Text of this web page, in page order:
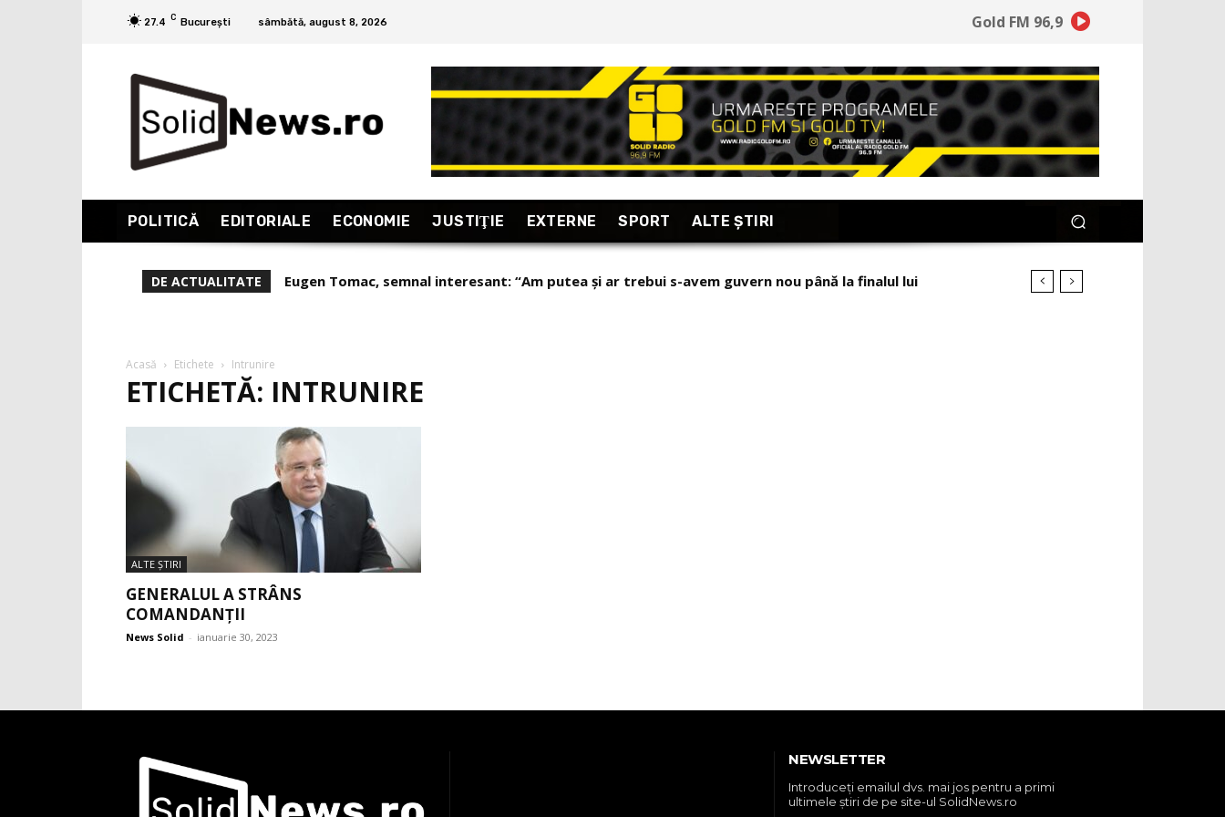
27.4 C București sâmbătă, august 8, 2026 Gold FM 96,9
POLITICĂ EDITORIALE ECONOMIE JUSTIŢIE EXTERNE SPORT ALTE ŞTIRI
DE ACTUALITATE
Eugen Tomac, semnal interesant: “Am putea și ar trebui s-avem guvern nou până la finalul lui
Liviu Alexa, reportaj din Armenia (partea 2): Poporul nǎsos cu inima cât un Ararat. Credincioşii pe
Acasă Etichete Intrunire
ETICHETĂ: INTRUNIRE
ALTE ŞTIRI
GENERALUL A STRÂNS
COMANDANȚII
News Solid - ianuarie 30, 2023
NEWSLETTER
Introduceţi emailul dvs. mai jos pentru a primi
ultimele ştiri de pe site-ul SolidNews.ro